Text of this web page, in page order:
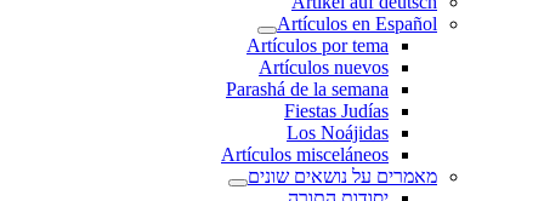
Artículos en Español
Artículos por tema
Artículos nuevos
Parashá de la semana
Fiestas Judías
Los Noájidas
Artículos misceláneos
מאמרים על נושאים שונים